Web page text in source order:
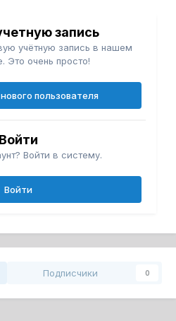
запись
учётную запись в нашем
Это очень просто!
пользователя
Войти
Войти в систему.
Войти
Подписчики 0